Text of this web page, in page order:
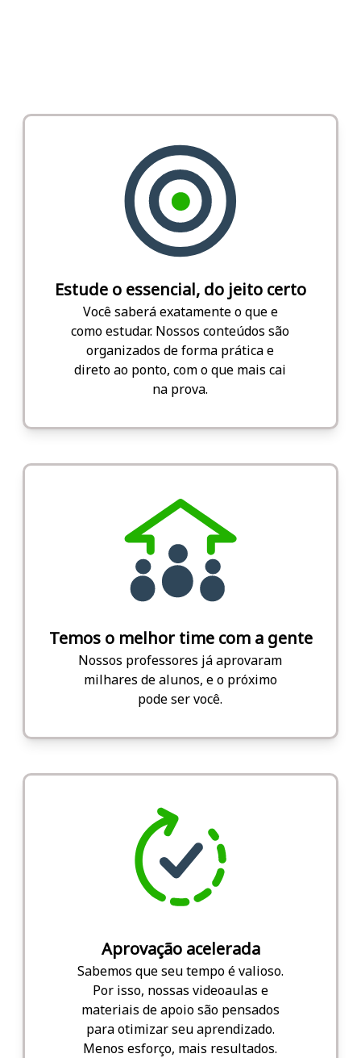
Estude o essencial, do jeito certo
Você saberá exatamente o que e
como estudar. Nossos conteúdos são
organizados de forma prática e
direto ao ponto, com o que mais cai
na prova.
Temos o melhor time com a gente
Nossos professores já aprovaram
milhares de alunos, e o próximo
pode ser você.
Aprovação acelerada
Sabemos que seu tempo é valioso.
Por isso, nossas videoaulas e
materiais de apoio são pensados
para otimizar seu aprendizado.
Menos esforço, mais resultados.